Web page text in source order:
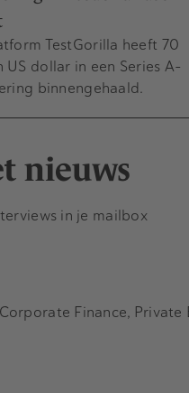
TestGorilla heeft 70
US dollar in een Series A-
binnengehaald.
nieuws
in je mailbox
Finance, Private